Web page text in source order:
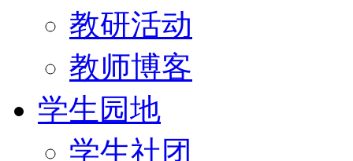
教研活动
教师博客
学生园地
学生社团